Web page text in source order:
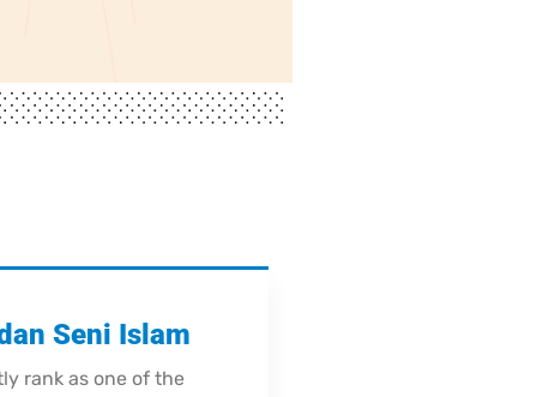
Seni Islam
rank as one of the